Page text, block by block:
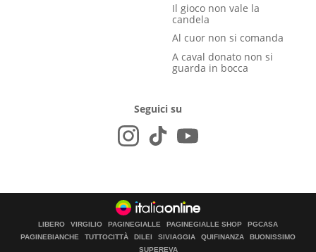
Il gioco non vale la
candela
Al cuor non si comanda
A caval donato non si
guarda in bocca
Seguici su
LIBERO VIRGILIO PAGINEGIALLE PAGINEGIALLE SHOP
PGCASA
PAGINEBIANCHE
TUTTOCITTÀ DILEI SIVIAGGIA QUIFINANZA
BUONISSIMO
SUPEREVA